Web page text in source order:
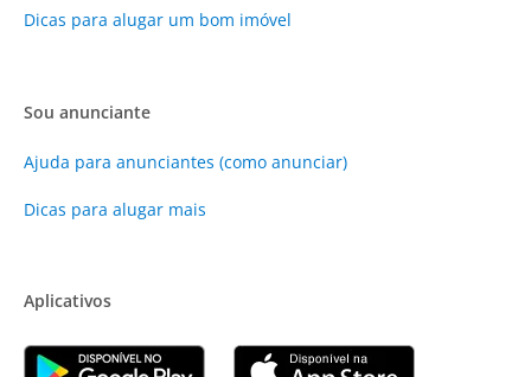
Dicas para alugar um bom imóvel
Sou anunciante
Ajuda para anunciantes (como anunciar)
Dicas para alugar mais
Aplicativos